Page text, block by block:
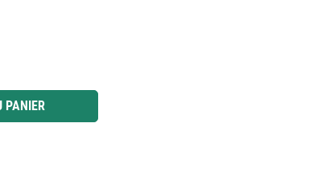
boutons pour augmenter ou diminuer la quantité.
PANIER